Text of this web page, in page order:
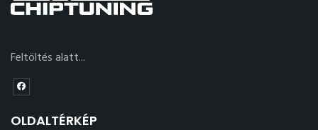
Feltöltés alatt...
OLDALTÉRKÉP